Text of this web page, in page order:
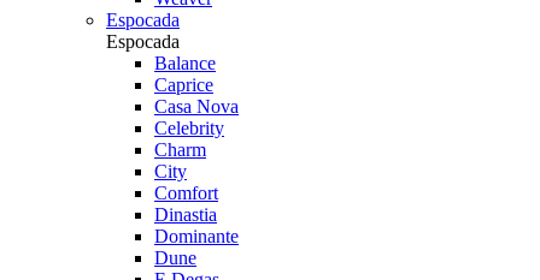
Espocada
Espocada
Balance
Caprice
Casa Nova
Celebrity
Charm
City
Comfort
Dinastia
Dominante
Dune